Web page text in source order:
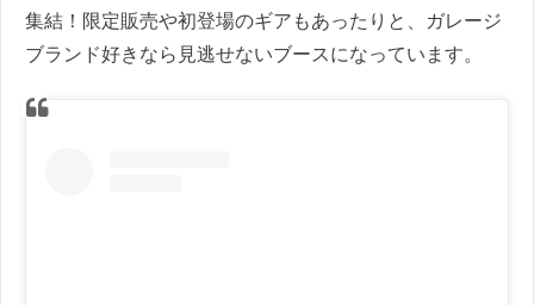
集結！限定販売や初登場のギアもあったりと、ガレージ
ブランド好きなら見逃せないブースになっています。